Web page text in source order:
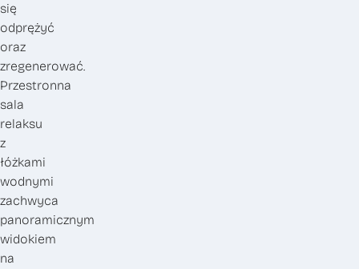
się
odprężyć
oraz
zregenerować.
Przestronna
sala
relaksu
z
łóżkami
wodnymi
zachwyca
panoramicznym
widokiem
na